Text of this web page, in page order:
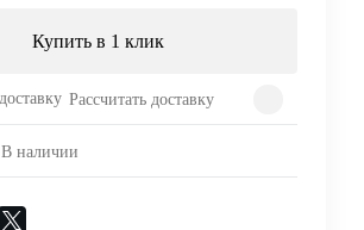
Купить в 1 клик
Рассчитать доставку
В наличии